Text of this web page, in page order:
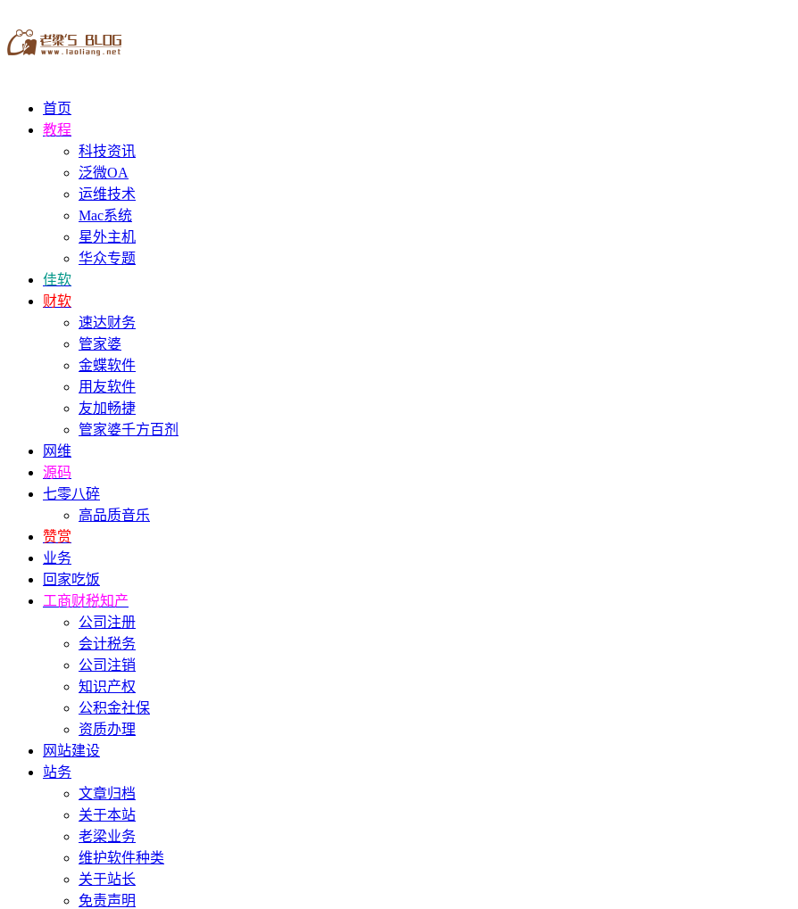
首页
教程
科技资讯
泛微OA
运维技术
Mac系统
星外主机
华众专题
佳软
财软
速达财务
管家婆
金蝶软件
用友软件
友加畅捷
管家婆千方百剂
网维
源码
七零八碎
高品质音乐
赞赏
业务
回家吃饭
工商财税知产
公司注册
会计税务
公司注销
知识产权
公积金社保
资质办理
网站建设
站务
文章归档
关于本站
老梁业务
维护软件种类
关于站长
免责声明